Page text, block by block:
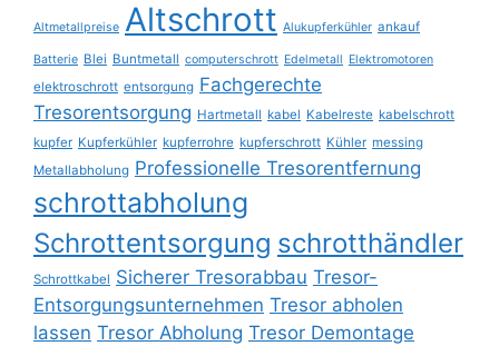
Altmetallpreise Altschrott Alukupferkühler ankauf
Batterie Blei Buntmetall computerschrott Edelmetall Elektromotoren
elektroschrott entsorgung Fachgerechte
Tresorentsorgung Hartmetall kabel Kabelreste kabelschrott
kupfer Kupferkühler kupferrohre kupferschrott Kühler messing
Metallabholung Professionelle Tresorentfernung
schrottabholung
Schrottentsorgung schrotthändler
Schrottkabel Sicherer Tresorabbau Tresor-
Entsorgungsunternehmen Tresor abholen
lassen Tresor Abholung Tresor Demontage